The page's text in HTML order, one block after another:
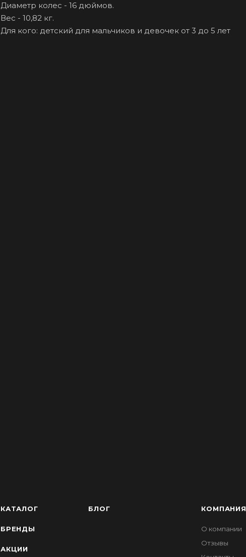
Диаметр колес - 16 дюймов.
Вес - 10,82 кг.
Для кого: детский для мальчиков и девочек от 3 до 5 лет
КАТАЛОГ
БРЕНДЫ
АКЦИИ
БЛОГ КОМПАНИЯ
О компании
Отзывы